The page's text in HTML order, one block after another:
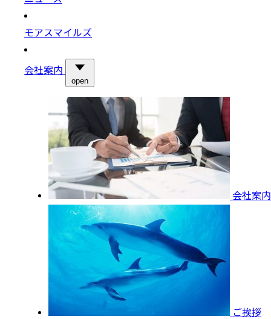
モアスマイルズ
会社案内
open
会社案内
ご挨拶